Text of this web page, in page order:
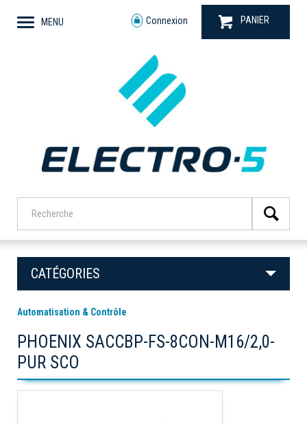
MENU Connexion PANIER
CATÉGORIES
Automatisation & Contrôle
PHOENIX SACCBP-FS-8CON-M16/2,0-
PUR SCO